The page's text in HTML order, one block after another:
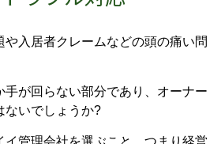
入居者クレームなどの頭の痛い問
手が回らない部分であり、オーナー
ないでしょうか?
イ管理会社を選ぶこと。つまり経営